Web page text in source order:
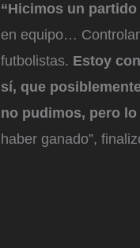
“Hicimos un
en equipo…
futbolistas. Estoy
sí, que
no pudimos, pero
haber ganado”,